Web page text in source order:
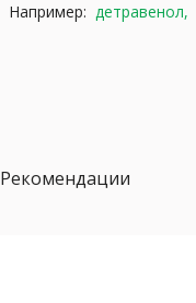
Например: детравенол,
Рекомендации